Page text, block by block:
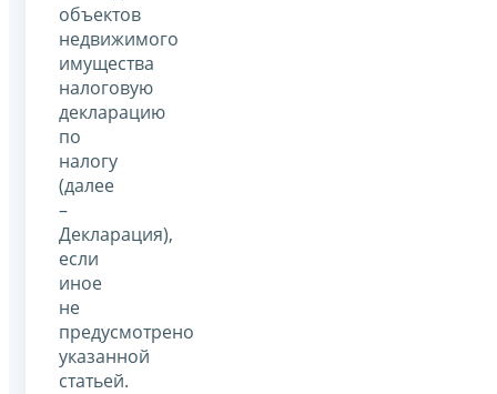
объектов
недвижимого
имущества
налоговую
декларацию
по
налогу
(далее
–
Декларация),
если
иное
не
предусмотрено
указанной
статьей.